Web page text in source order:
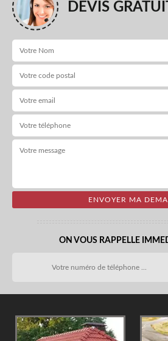
DEVIS
ON VOUS RAPPELLE